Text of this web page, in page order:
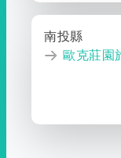
南投縣
歐克莊園